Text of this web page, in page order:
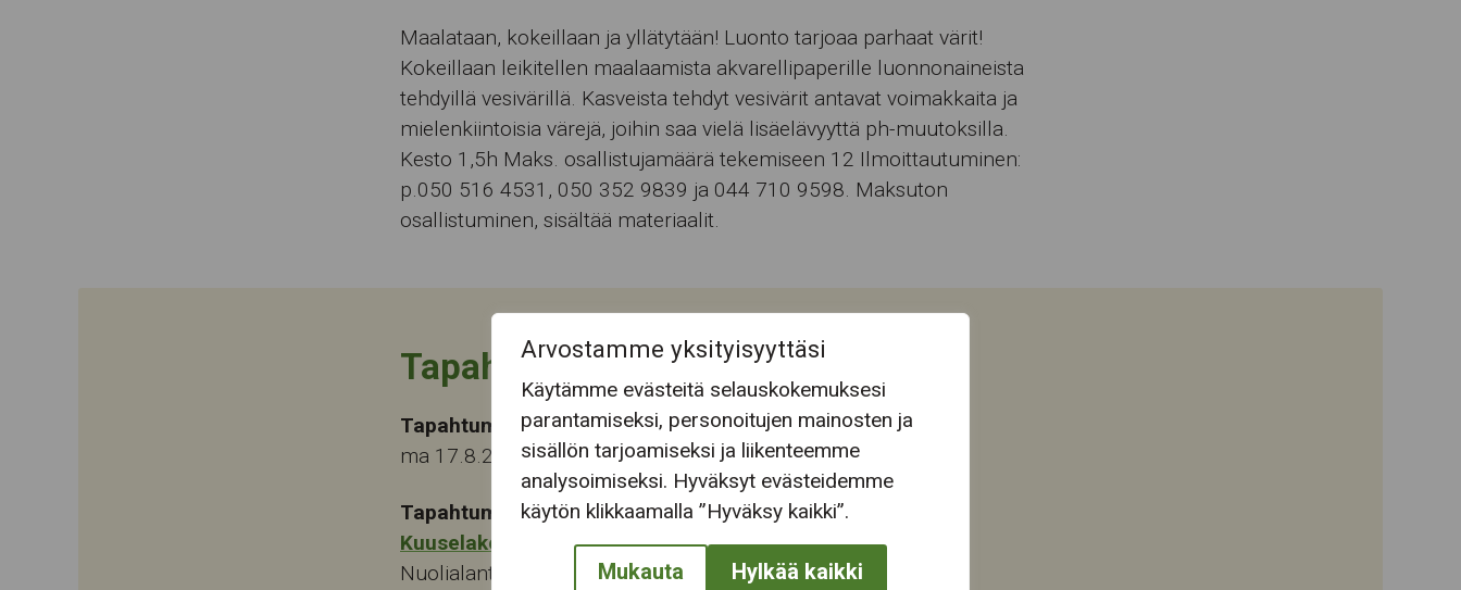
Arvostamme yksityisyyttäsi
Käytämme evästeitä selauskokemuksesi
parantamiseksi, personoitujen mainosten ja
sisällön tarjoamiseksi ja liikenteemme
analysoimiseksi. Hyväksyt evästeidemme
käytön klikkaamalla ”Hyväksy kaikki”.
Mukauta Hylkää kaikki
Maalataan, kokeillaan ja yllätytään! Luonto tarjoaa parhaat värit!
Kokeillaan leikitellen maalaamista akvarellipaperille luonnonaineista
tehdyillä vesivärillä. Kasveista tehdyt vesivärit antavat voimakkaita ja
mielenkiintoisia värejä, joihin saa vielä lisäelävyyttä ph-muutoksilla.
Kesto 1,5h Maks. osallistujamäärä tekemiseen 12 Ilmoittautuminen:
p.050 516 4531, 050 352 9839 ja 044 710 9598. Maksuton
osallistuminen, sisältää materiaalit.
Tapahtuman tiedot
Tapahtuma-aika
ma 17.8.2026 12:30
Tapahtumapaikka:
Kuuselakeskus
Nuolialantie 46